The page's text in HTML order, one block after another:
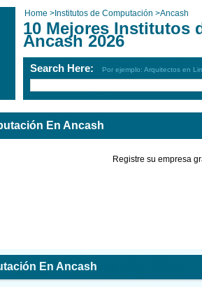
Home > Institutos de Computación >Ancash
10 Mejores Institutos
Ancash 2026
Search Here: Por ejemplo: Arquitectos en
En Ancash
Registre su empresa
En Ancash